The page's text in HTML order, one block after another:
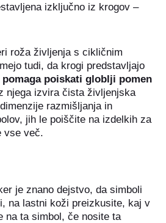
izključno iz krogov –
roža življenja s cikličnim
tudi, da krogi predstavljajo
poiskati globlji pomen
njega izvira čista življenjska
razmišljanja in
jih le poiščite na izdelkih za
vse več.
je znano dejstvo, da simboli
na lastni koži preizkusite, kaj v
na ta simbol, če nosite ta